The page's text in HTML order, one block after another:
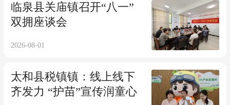
临泉县关庙镇召开“八一”
双拥座谈会
2026-08-01
太和县税镇镇：线上线下
齐发力 “护苗”宣传润童心